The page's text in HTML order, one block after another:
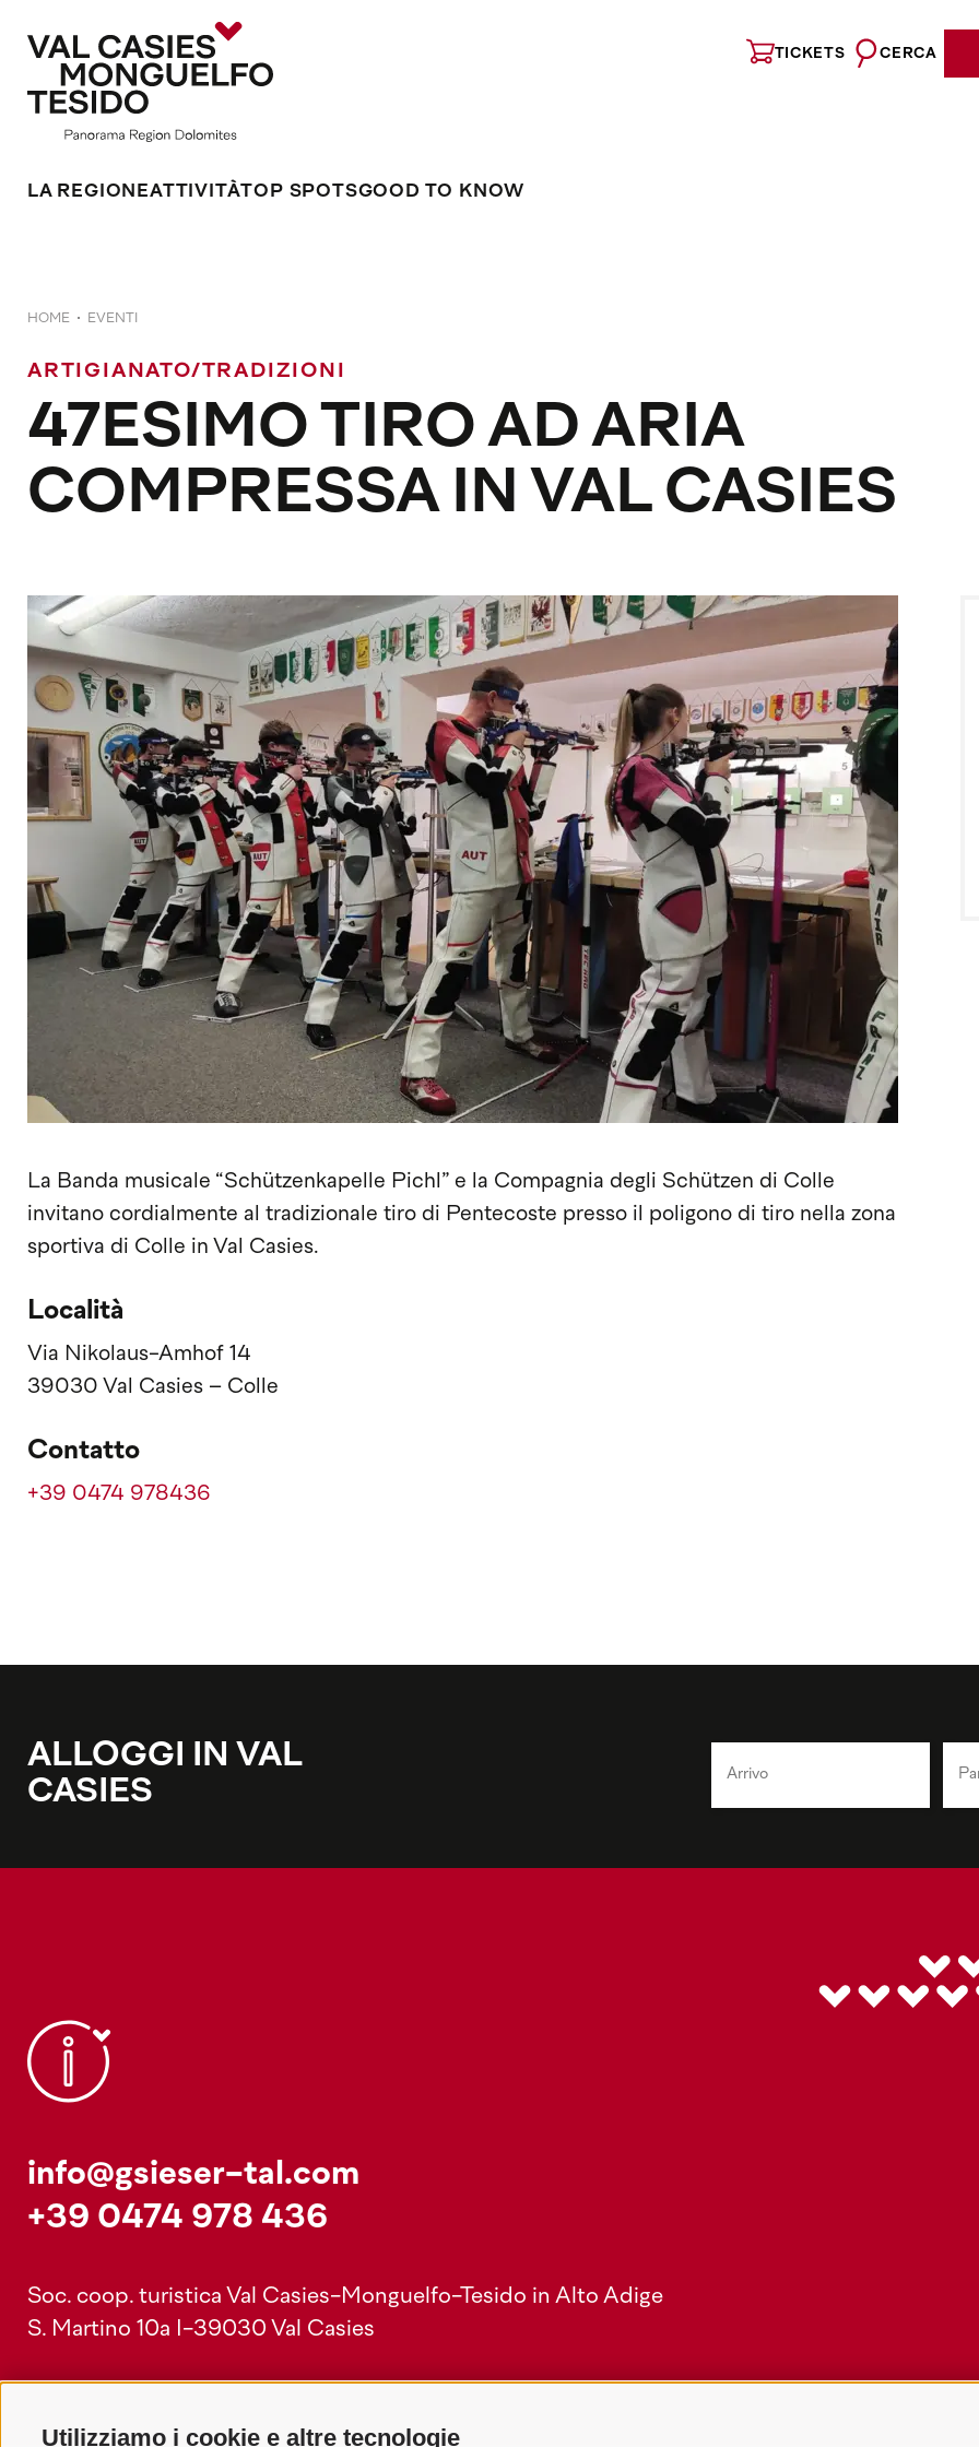
Utilizziamo i cookie e altre tecnologie
TICKETS CERCA
LA REGIONEATTIVITÀ TOP SPOTSGOOD TO KNOW
HOME EVENTI
ARTIGIANATO/TRADIZIONI
47ESIMO TIRO AD ARIA
COMPRESSA IN VAL CASIES
La Banda musicale “Schützenkapelle Pichl” e la Compagnia degli Schützen di Colle
invitano cordialmente al tradizionale tiro di Pentecoste presso il poligono di tiro nella zona
sportiva di Colle in Val Casies.
Località
Via Nikolaus-Amhof 14
39030 Val Casies – Colle
Contatto
+39 0474 978436
ALLOGGI IN VAL
CASIES
info@gsieser-tal.com
+39 0474 978 436
Soc. coop. turistica Val Casies-Monguelfo-Tesido in Alto Adige
S. Martino 10a I-39030 Val Casies